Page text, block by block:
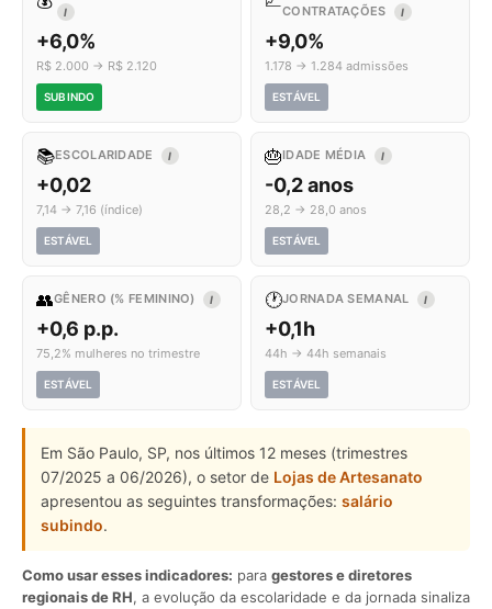
I
+6,0%
R$ 2.000 → R$ 2.120
SUBINDO
CONTRATAÇÕES I
+9,0%
1.178 → 1.284 admissões
ESTÁVEL
📚ESCOLARIDADE I
+0,02
7,14 → 7,16 (índice)
ESTÁVEL
🎂IDADE MÉDIA I
-0,2 anos
28,2 → 28,0 anos
ESTÁVEL
👥GÊNERO (% FEMININO) I
+0,6 p.p.
75,2% mulheres no trimestre
ESTÁVEL
🕐JORNADA SEMANAL I
+0,1h
44h → 44h semanais
ESTÁVEL
Em São Paulo, SP, nos últimos 12 meses (trimestres
07/2025 a 06/2026), o setor de Lojas de Artesanato
apresentou as seguintes transformações: salário
subindo.
Como usar esses indicadores: para gestores e diretores
regionais de RH, a evolução da escolaridade e da jornada sinaliza